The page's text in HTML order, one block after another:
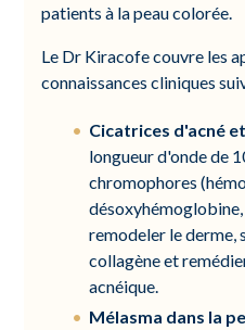
patients à la peau colorée.
Le Dr Kiracofe couvre les
connaissances cliniques
Cicatrices d'acné
longueur d'onde de
chromophores
remodeler le derme,
collagène et
acnéique.
Mélasma dans la